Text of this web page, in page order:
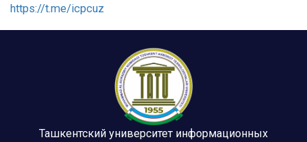
https://t.me/icpcuz
Ташкентский университет информационных